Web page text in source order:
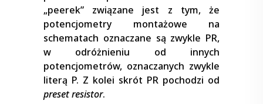
„peerek” związane jest z tym, że
potencjometry montażowe na
schematach oznaczane są zwykle PR,
w odróżnieniu od innych
potencjometrów, oznaczanych zwykle
literą P. Z kolei skrót PR pochodzi od
preset resistor.